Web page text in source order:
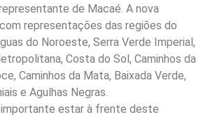
de Macaé. A nova
representações das regiões do
do Noroeste, Serra Verde Imperial,
Costa do Sol, Caminhos da
Caminhos da Mata, Baixada Verde,
e Agulhas Negras.
importante estar à frente deste